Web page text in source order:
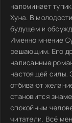
напоминает
Хуна. В
будущем и
Именно мнение
решающим. Его
написанные
настоящей силы.
отбивают
становится
спокойным
читатели. Всё